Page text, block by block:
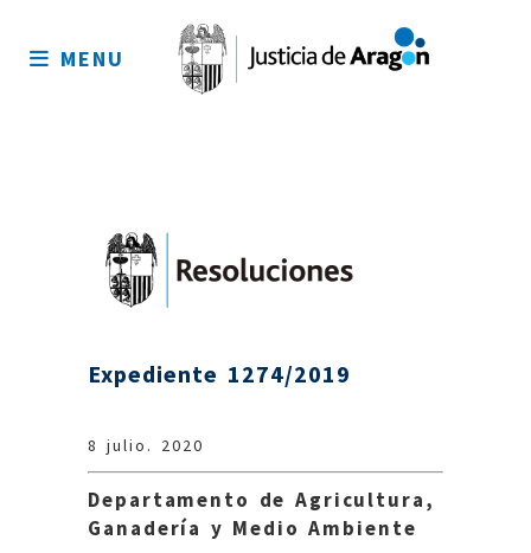
sitio
MENU
Expediente 1274/2019
8 julio. 2020
Departamento de Agricultura,
Ganadería y Medio Ambiente